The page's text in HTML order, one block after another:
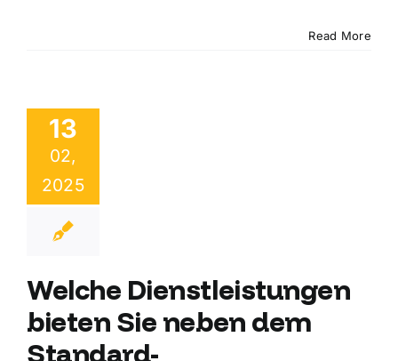
Read More
13
02,
2025
Welche Dienstleistungen
bieten Sie neben dem
Standard-